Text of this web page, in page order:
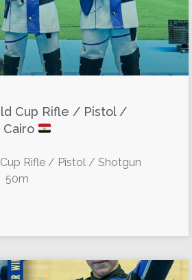
Cup Rifle / Pistol /
Cairo
Cup Rifle / Pistol / Shotgun
50m